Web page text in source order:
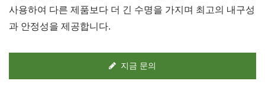
사용하여 다른 제품보다 더 긴 수명을 가지며 최고의 내구성
과 안정성을 제공합니다.
지금 문의